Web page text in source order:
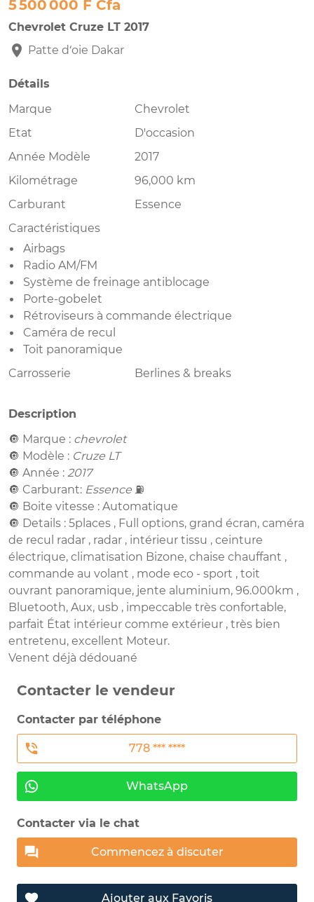
5 500 000 F Cfa
Chevrolet Cruze LT 2017
Patte d‘oie Dakar
Détails
Marque
Chevrolet
Etat
D'occasion
Année Modèle
2017
Kilométrage
96,000 km
Carburant
Essence
Caractéristiques
Airbags
Radio AM/FM
Système de freinage antiblocage
Porte-gobelet
Rétroviseurs à commande électrique
Caméra de recul
Toit panoramique
Carrosserie
Berlines & breaks
Description
🔘 Marque : chevrolet
🔘 Modèle : Cruze LT
🔘 Année : 2017
🔘 Carburant: Essence ⛽️
🔘 Boite vitesse : Automatique
🔘 Details : 5places , Full options, grand écran, caméra
de recul radar , radar , intérieur tissu , ceinture
électrique, climatisation Bizone, chaise chauffant ,
commande au volant , mode eco - sport , toit
ouvrant panoramique, jente aluminium, 96.000km ,
Bluetooth, Aux, usb , impeccable très confortable,
parfait État intérieur comme extérieur , très bien
entretenu, excellent Moteur.
Venent déjà dédouané
Contacter le vendeur
Contacter par téléphone
778 *** ****
WhatsApp
Contacter via le chat
Commencez à discuter
Ajouter aux Favoris